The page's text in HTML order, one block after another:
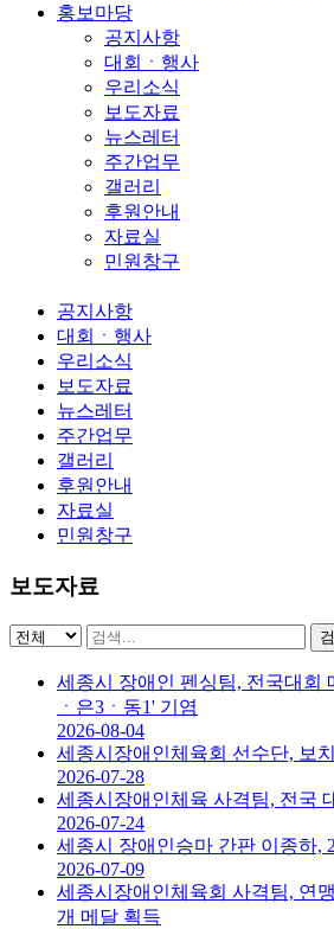
홍보마당
공지사항
대회ㆍ행사
우리소식
보도자료
뉴스레터
주간업무
갤러리
후원안내
자료실
민원창구
공지사항
대회ㆍ행사
우리소식
보도자료
뉴스레터
주간업무
갤러리
후원안내
자료실
민원창구
보도자료
세종시 장애인 펜싱팀, 전국대회
ㆍ은3ㆍ동1' 기염
2026-08-04
세종시장애인체육회 선수단, 보
2026-07-28
세종시장애인체육 사격팀, 전국
2026-07-24
세종시 장애인승마 간판 이종하,
2026-07-09
세종시장애인체육회 사격팀, 연
개 메달 획득